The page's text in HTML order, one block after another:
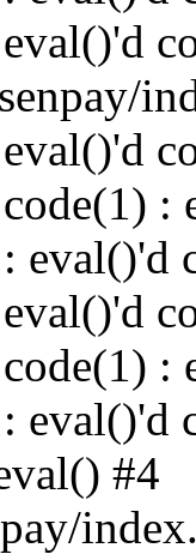
:
eval()'d
:
eval()'d
#4